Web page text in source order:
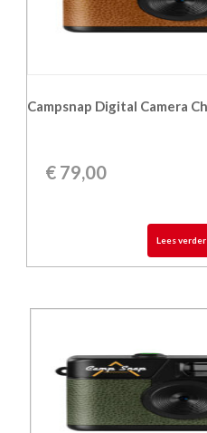
Campsnap Digital Camera
€ 79,00
Lees